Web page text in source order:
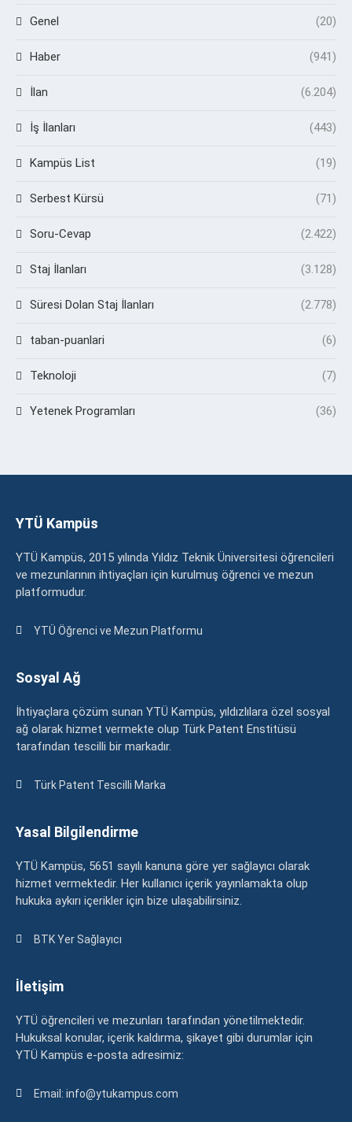
Genel (20)
Haber (941)
İlan (6.204)
İş İlanları (443)
Kampüs List (19)
Serbest Kürsü (71)
Soru-Cevap (2.422)
Staj İlanları (3.128)
Süresi Dolan Staj İlanları (2.778)
taban-puanlari (6)
Teknoloji (7)
Yetenek Programları (36)
YTÜ Kampüs
YTÜ Kampüs, 2015 yılında Yıldız Teknik Üniversitesi öğrencileri
ve mezunlarının ihtiyaçları için kurulmuş öğrenci ve mezun
platformudur.
YTÜ Öğrenci ve Mezun Platformu
Sosyal Ağ
İhtiyaçlara çözüm sunan YTÜ Kampüs, yıldızlılara özel sosyal
ağ olarak hizmet vermekte olup Türk Patent Enstitüsü
tarafından tescilli bir markadır.
Türk Patent Tescilli Marka
Yasal Bilgilendirme
YTÜ Kampüs, 5651 sayılı kanuna göre yer sağlayıcı olarak
hizmet vermektedir. Her kullanıcı içerik yayınlamakta olup
hukuka aykırı içerikler için bize ulaşabilirsiniz.
BTK Yer Sağlayıcı
İletişim
YTÜ öğrencileri ve mezunları tarafından yönetilmektedir.
Hukuksal konular, içerik kaldırma, şikayet gibi durumlar için
YTÜ Kampüs e-posta adresimiz:
Email: info@ytukampus.com